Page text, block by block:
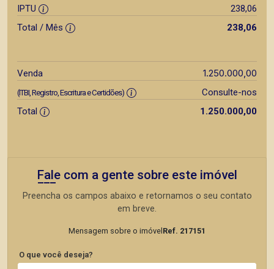
IPTU
238,06
Total / Mês
238,06
Venda 1.250.000,00
(ITBI, Registro, Escritura e Certidões)
Consulte-nos
Total
1.250.000,00
Fale com a gente sobre este imóvel
Preencha os campos abaixo e retornamos o seu contato
em breve.
Mensagem sobre o imóvel Ref. 217151
O que você deseja?